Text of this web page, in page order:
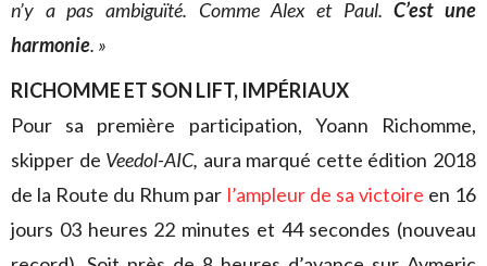
n’y a pas ambiguïté. Comme Alex et Paul.C’est une
harmonie. »
RICHOMME ET SON LIFT, IMPÉRIAUX
Pour sa première participation, Yoann Richomme,
skipper de Veedol-AIC, aura marqué cette édition 2018
de la Route du Rhum par l’ampleur de sa victoire en 16
jours 03 heures 22 minutes et 44 secondes (nouveau